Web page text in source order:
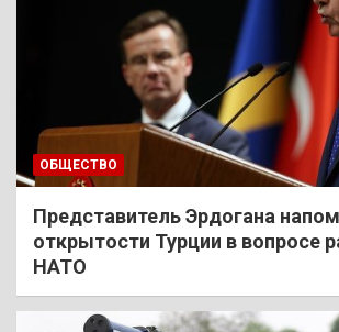
ОБЩЕСТВО
Представитель Эрдогана
открытости Турции в вопросе
НАТО